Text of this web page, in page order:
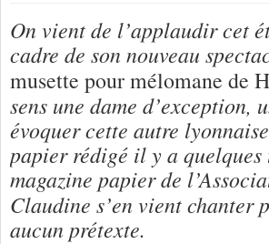
On vient de l’applaudir cet
cadre de son nouveau
musette pour mélomane de
sens une dame
évoquer cette autre
papier rédigé il y a
magazine papier de
Claudine s’en vient chanter
aucun prétexte.